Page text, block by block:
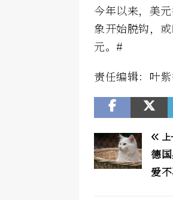
今年以来，美
象开始脱钩，
元。#
责任编辑：叶
上
德
爱